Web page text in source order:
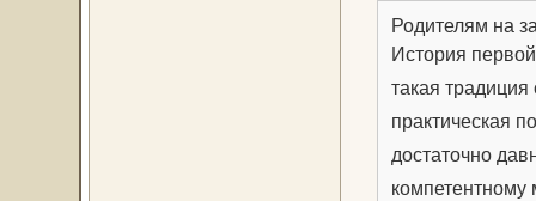
Родителям на
История
такая
практическая
достаточно